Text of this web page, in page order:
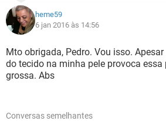
heme59
6 jan 2016 às 14:56
Mto obrigada, Pedro. Vou isso.
do tecido na minha pele provoca essa
grossa. Abs
Conversas semelhantes